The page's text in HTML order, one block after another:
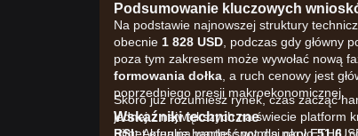
Podsumowanie kluczowych
Na podstawie najnowszej struktury
obecnie 1 828 USD , podczas gdy główny
poza tym zakresem może wywołać nową
formowania dołka , a ruch cenowy jest
poprzedniego presji makroekonomicznej.
Wskaźniki techniczne
Skoro już rozumiesz rynek, czas zacząć
jednej z największych na świecie platform